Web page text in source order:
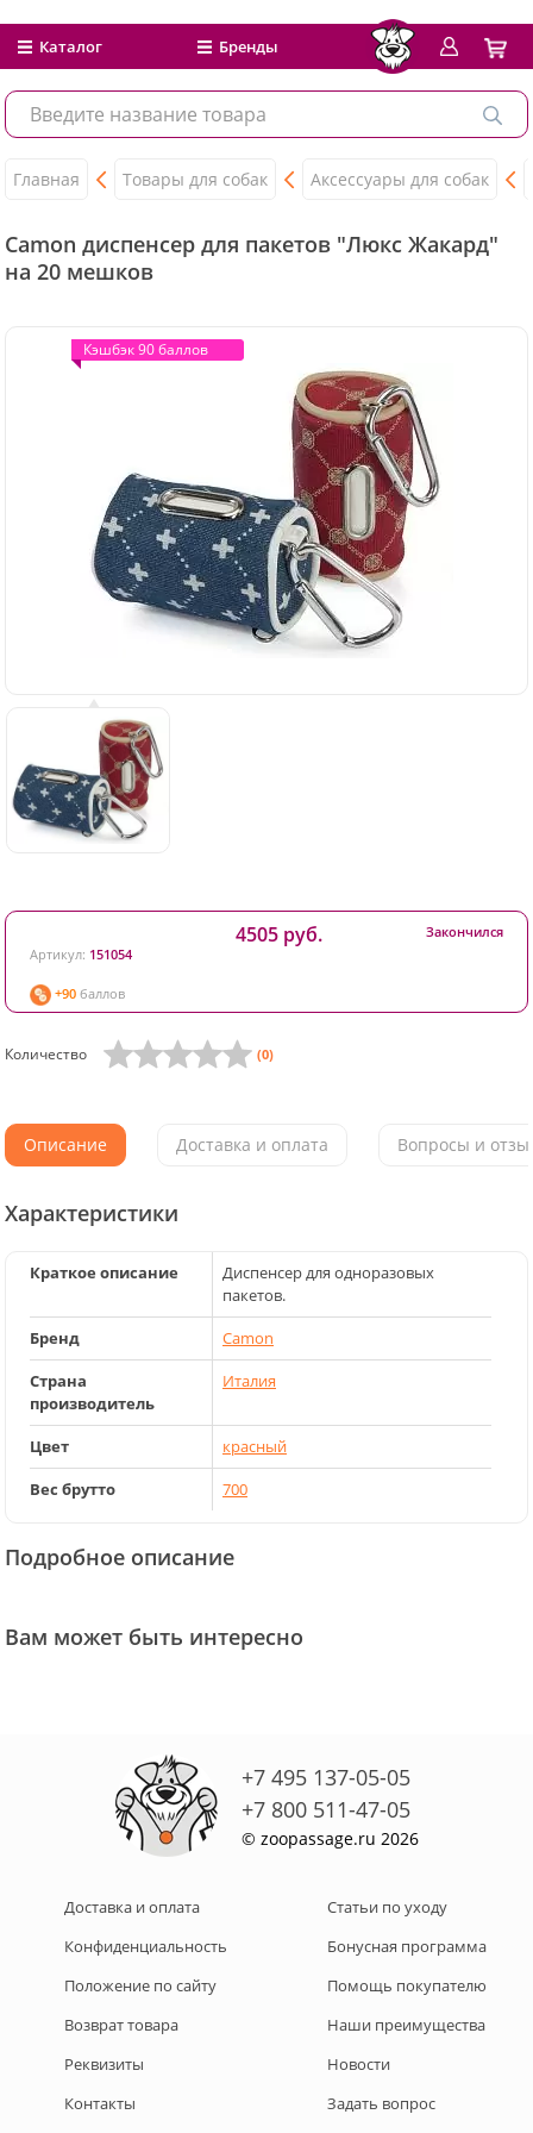
Каталог Бренды
Главная Товары для собак Аксессуары для собак
Camon диспенсер для пакетов "Люкс Жакард"
на 20 мешков
Кэшбэк 90 баллов
Кэшбэк 90 баллов
Артикул: 151054
+90 баллов
4505 руб. Закончился
Количество (0)
Описание Доставка и оплата Вопросы и
Характеристики
Краткое описание
Диспенсер для одноразовых
пакетов.
Бренд
Camon
Страна
производитель
Италия
Цвет
красный
Вес брутто
700
Подробное описание
Вам может быть интересно
+7 495 137-05-05
+7 800 511-47-05
© zoopassage.ru 2026
Доставка и оплата
Конфиденциальность
Положение по сайту
Возврат товара
Реквизиты
Контакты
Статьи по уходу
Бонусная программа
Помощь покупателю
Наши преимущества
Новости
Задать вопрос